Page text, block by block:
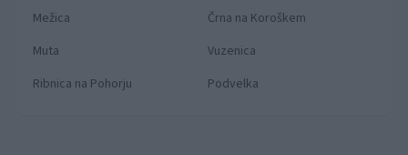
Mežica
Črna na Koroškem
Muta
Vuzenica
Ribnica na Pohorju
Podvelka